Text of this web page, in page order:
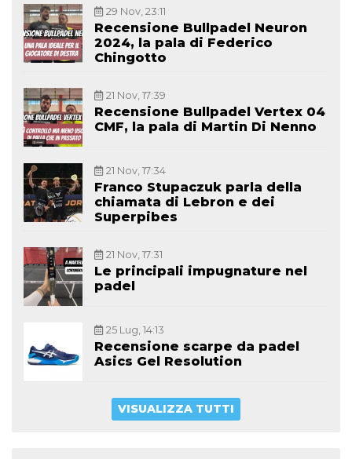
29 Nov, 23:11
Recensione Bullpadel Neuron
2024, la pala di Federico
Chingotto
21 Nov, 17:39
Recensione Bullpadel Vertex 04
CMF, la pala di Martin Di Nenno
21 Nov, 17:34
Franco Stupaczuk parla della
chiamata di Lebron e dei
Superpibes
21 Nov, 17:31
Le principali impugnature nel
padel
25 Lug, 14:13
Recensione scarpe da padel
Asics Gel Resolution
VISUALIZZA TUTTI